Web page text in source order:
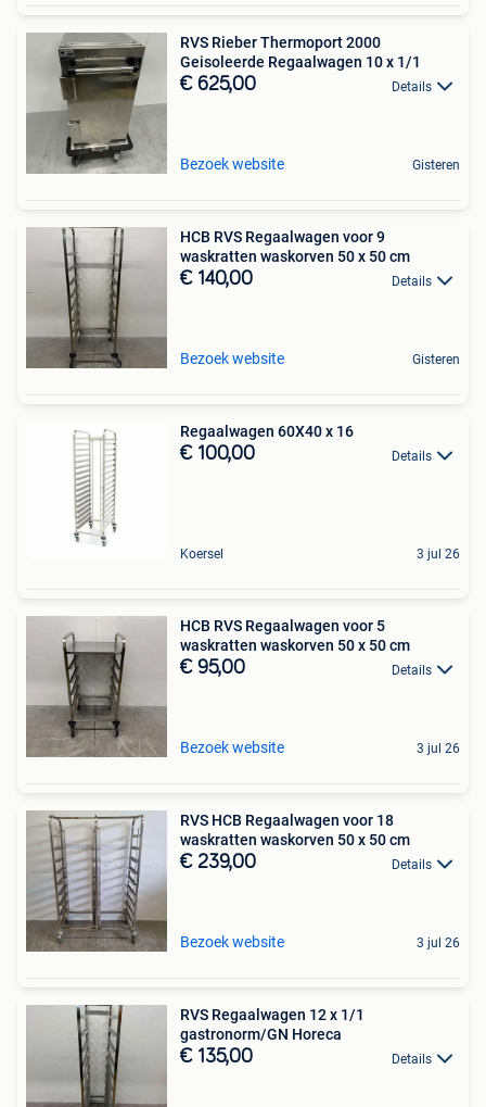
RVS Rieber Thermoport 2000
Geisoleerde Regaalwagen 10 x 1/1
€ 625,00 Details
Bezoek website Gisteren
HCB RVS Regaalwagen voor 9
waskratten waskorven 50 x 50 cm
€ 140,00 Details
Bezoek website Gisteren
Regaalwagen 60X40 x 16
€ 100,00 Details
Koersel 3 jul 26
HCB RVS Regaalwagen voor 5
waskratten waskorven 50 x 50 cm
€ 95,00 Details
Bezoek website 3 jul 26
RVS HCB Regaalwagen voor 18
waskratten waskorven 50 x 50 cm
€ 239,00 Details
Bezoek website 3 jul 26
RVS Regaalwagen 12 x 1/1
gastronorm/GN Horeca
€ 135,00 Details